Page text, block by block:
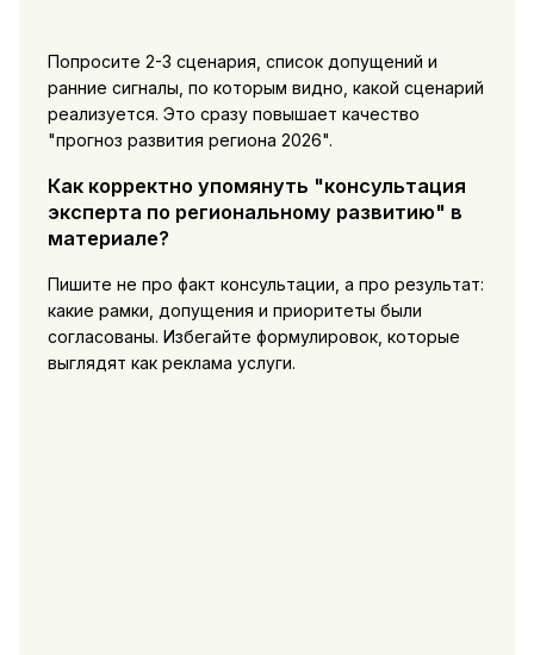
Попросите 2-3 сценария, список допущений и
ранние сигналы, по которым видно, какой сценарий
реализуется. Это сразу повышает качество
"прогноз развития региона 2026".
Как корректно упомянуть "консультация
эксперта по региональному развитию" в
материале?
Пишите не про факт консультации, а про результат:
какие рамки, допущения и приоритеты были
согласованы. Избегайте формулировок, которые
выглядят как реклама услуги.